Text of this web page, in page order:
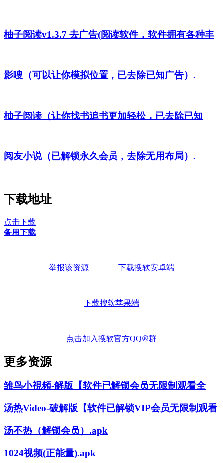
柚子阅读v1.3.7 去广告(阅读软件，软件拥有各种丰
影嗖（可以让你模拟位置，已去除已知广告）.
柚子阅读（让你找书追书更加轻松，已去除已知
阅友小说（已解锁永久会员，去除无用布局）.
下载地址
点击下载
备用下载
举报该资源 下载搜软安卓端
下载搜软苹果端
点击加入搜软官方QQ⑩群
更多资源
雏鸟小視頻-解版【软件已解锁会员无限制观看全
汤热Video-破解版【软件已解锁VIP会员无限制观看
汤不热（解锁会员）.apk
1024视频(正能量).apk